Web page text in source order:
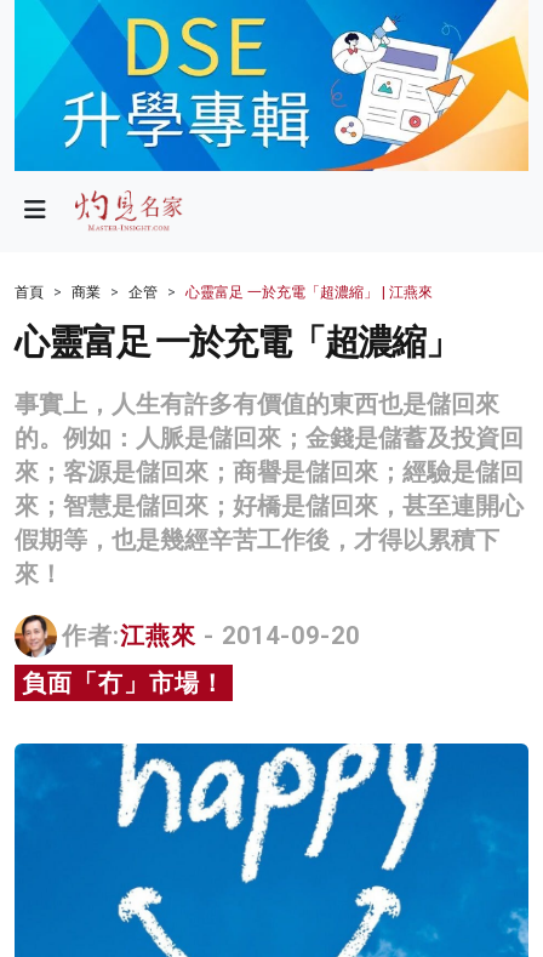
政局
財經
生活
商業
科技
影片
名家榜
灼見活動
關於我們
首頁 商業 企管 心靈富足 一於充電「超濃縮」 | 江燕來
心靈富足 一於充電「超濃縮」
事實上，人生有許多有價值的東西也是儲回來
的。例如：人脈是儲回來；金錢是儲蓄及投資回
來；客源是儲回來；商譽是儲回來；經驗是儲回
來；智慧是儲回來；好橋是儲回來，甚至連開心
假期等，也是幾經辛苦工作後，才得以累積下
來！
作者:江燕來 - 2014-09-20
負面「冇」市場！